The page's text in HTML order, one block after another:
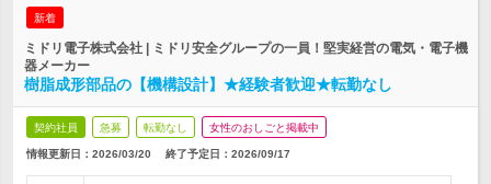
新着
ミドリ電子株式会社 | ミドリ安全グループの一員！堅実経営の電気・電子機
器メーカー
樹脂成形部品の【機構設計】★経験者歓迎★転勤なし
契約社員 急募 転勤なし 女性のおしごと掲載中
情報更新日：2026/03/20 終了予定日： 2026/09/17